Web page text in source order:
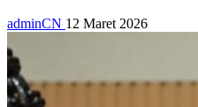
adminCN 12 Maret 2026